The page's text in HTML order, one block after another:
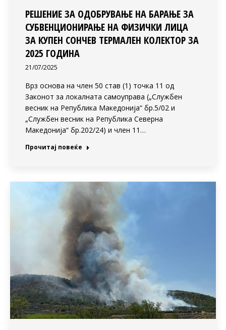
РЕШЕНИЕ ЗА ОДОБРУВАЊЕ НА БАРАЊЕ ЗА
СУБВЕНЦИОНИРАЊЕ НА ФИЗИЧКИ ЛИЦА
ЗА КУПЕН СОНЧЕВ ТЕРМАЛЕН КОЛЕКТОР ЗА
2025 ГОДИНА
21/07/2025
Врз основа на член 50 став (1) точка 11 од
Законот за локалната самоуправа („Службен
весник на Република Македонија“ бр.5/02 и
„Службен весник на Република Северна
Македонија“ бр.202/24) и член 11…
Прочитај повеќе